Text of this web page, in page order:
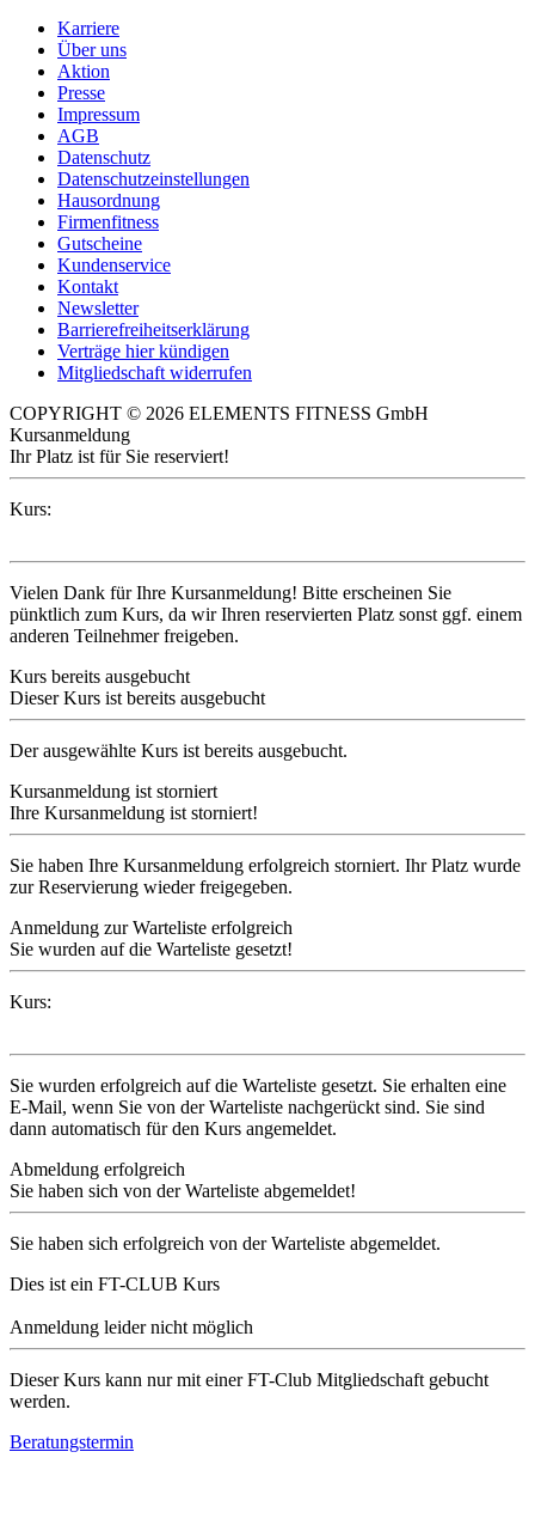
Karriere
Über uns
Aktion
Presse
Impressum
AGB
Datenschutz
Datenschutzeinstellungen
Hausordnung
Firmenfitness
Gutscheine
Kundenservice
Kontakt
Newsletter
Barrierefreiheitserklärung
Verträge hier kündigen
Mitgliedschaft widerrufen
COPYRIGHT © 2026 ELEMENTS FITNESS GmbH
Kursanmeldung
Ihr Platz ist für Sie reserviert!
Kurs:
Vielen Dank für Ihre Kursanmeldung! Bitte erscheinen Sie
pünktlich zum Kurs, da wir Ihren reservierten Platz sonst ggf. einem
anderen Teilnehmer freigeben.
Kurs bereits ausgebucht
Dieser Kurs ist bereits ausgebucht
Der ausgewählte Kurs ist bereits ausgebucht.
Kursanmeldung ist storniert
Ihre Kursanmeldung ist storniert!
Sie haben Ihre Kursanmeldung erfolgreich storniert. Ihr Platz wurde
zur Reservierung wieder freigegeben.
Anmeldung zur Warteliste erfolgreich
Sie wurden auf die Warteliste gesetzt!
Kurs:
Sie wurden erfolgreich auf die Warteliste gesetzt. Sie erhalten eine
E-Mail, wenn Sie von der Warteliste nachgerückt sind. Sie sind
dann automatisch für den Kurs angemeldet.
Abmeldung erfolgreich
Sie haben sich von der Warteliste abgemeldet!
Sie haben sich erfolgreich von der Warteliste abgemeldet.
Dies ist ein FT-CLUB Kurs
Anmeldung leider nicht möglich
Dieser Kurs kann nur mit einer FT-Club Mitgliedschaft gebucht
werden.
Beratungstermin